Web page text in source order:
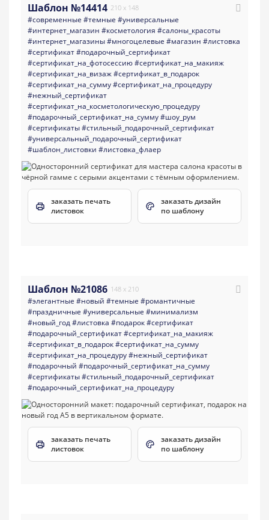
Шаблон №14414 210 x 148
#современные #темные #универсальные
#интернет_магазин #косметология #салоны_красоты
#интернет_магазины#многоцелевые #магазин #листовка
#сертификат#подарочный_сертификат
#сертификат_на_фотосессию#сертификат_на_макияж
#сертификат_на_визаж#сертификат_в_подарок
#сертификат_на_сумму#сертификат_на_процедуру
#нежный_сертификат
#сертификат_на_косметологическую_процедуру
#подарочный_сертификат_на_сумму#шоу_рум
#сертификаты#стильный_подарочный_сертификат
#универсальный_подарочный_сертификат
#шаблон_листовки #листовка_флаер
заказать печать
листовок
заказать дизайн
по шаблону
Шаблон №21086 148 x 210
#элегантные #новый #темные #романтичные
#праздничные #универсальные #минимализм
#новый_год#листовка #подарок#сертификат
#подарочный_сертификат#сертификат_на_макияж
#сертификат_в_подарок#сертификат_на_сумму
#сертификат_на_процедуру#нежный_сертификат
#подарочный #подарочный_сертификат_на_сумму
#сертификаты#стильный_подарочный_сертификат
#подарочный_сертификат_на_процедуру
заказать печать
листовок
заказать дизайн
по шаблону